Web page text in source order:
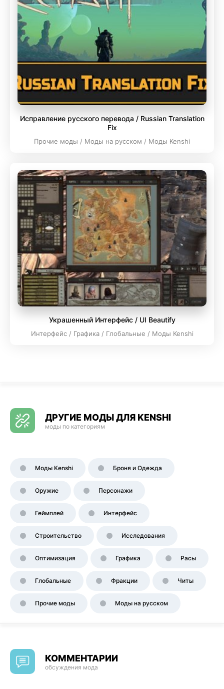
Исправление русского перевода / Russian Translation
Fix
Прочие моды / Моды на русском / Моды Kenshi
Украшенный Интерфейс / UI Beautify
Интерфейс / Графика / Глобальные / Моды Kenshi
ДРУГИЕ МОДЫ ДЛЯ KENSHI
моды по категориям
Моды Kenshi Броня и Одежда
Оружие Персонажи
Геймплей Интерфейс
Строительство Исследования
Оптимизация Графика Расы
Глобальные Фракции Читы
Прочие моды Моды на русском
КОММЕНТАРИИ
обсуждения мода